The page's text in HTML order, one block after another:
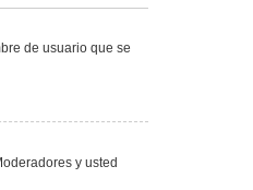
de usuario que se
y usted